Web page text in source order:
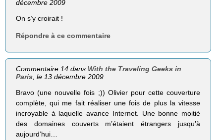
décembre 2009
On s’y croirait !
Répondre à ce commentaire
Commentaire 14 dans With the Traveling Geeks in
Paris , le 13 décembre 2009
Bravo (une nouvelle fois ;)) Olivier pour cette couverture
complète, qui me fait réaliser une fois de plus la vitesse
incroyable à laquelle avance Internet. Une bonne moitié
des domaines couverts m’étaient étrangers jusqu’à
aujourd’hui…